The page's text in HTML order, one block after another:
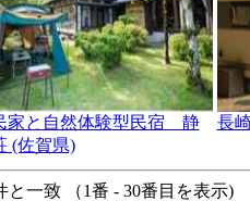
家と自然体験型民宿 静
(佐賀県)
長
と一致 （1番 - 30番目を表示)